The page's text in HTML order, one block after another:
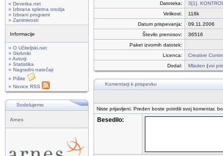
» Devetka.net
» Izbrana spletna orodja
» Izbrani programi
» Zanimivosti
Informacije
» O Učiteljski.net
» Skrbniki
» Avtorji
» Statistika
» Nagradni natečaji
» Pišite
» Novice RSS
Sodelujemo
Arnes
Datoteka:
3[1].
Velikost:
118k
Datum prispevanja:
09.11.2006
Število prenosov:
36516
Paket izvornih datotek:
Licenca:
Creative
Dodal:
Mladen (vsi
Komentarji k prispevku
Niste prijavljeni. Preden boste potrdili svoj komentar,
Besedilo: